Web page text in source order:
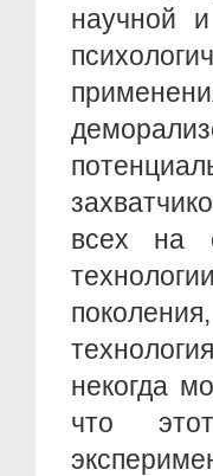
научной
всех на
некогда
что